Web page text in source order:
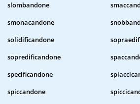
slombandone
smonacandone
solidificandone
sopredificandone
specificandone
spiccandone